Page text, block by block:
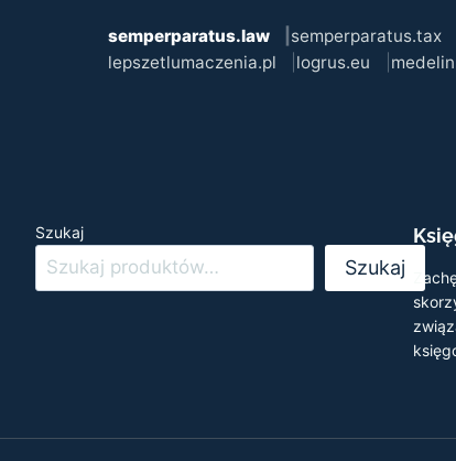
semperparatus.law semperparatus.tax
lepszetlumaczenia.pl
logrus.eu
Szukaj
Szukaj